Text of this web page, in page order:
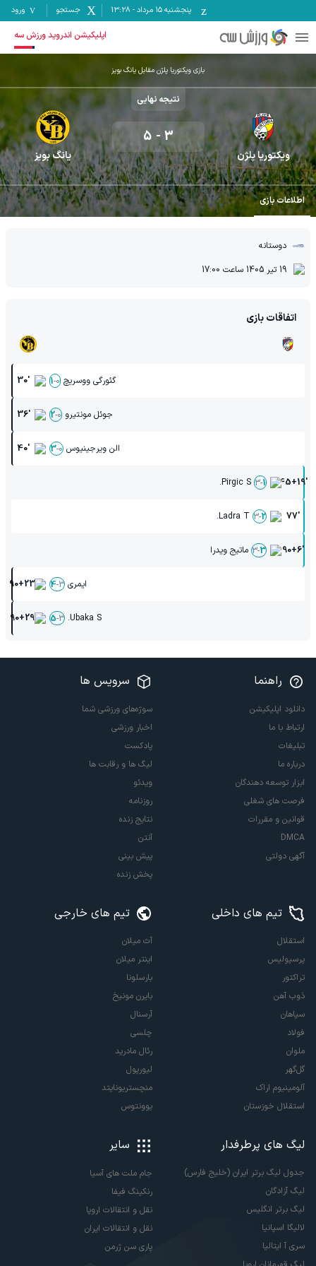
پنجشنبه ۱۵ مرداد -
13:28 جستجو ورود
اپلیکیشن اندروید ورزش سه
بازی ویکتوریا پلژن مقابل یانگ بویز
نتیجه نهایی
ویکتوریا پلژن
3
-
5
یانگ بویز
اطلاعات بازی
دوستانه
19 تیر 1405
ساعت 17:00
اتفاقات بازی
30' 0
-
1 گئورگی ووسریچ
36' 0
-
2 جوئل مونتیرو
40' 0
-
3 الن ویرجینیوس
45+19'
1
-
3
Pirgic S.
77'
2
-
3
Ladra T.
90+6'
3
-
3 ماتیج ویدرا
90+23' 3
-
4 ایمری
90+29' 3
-
5 Ubaka S.
راهنما
دانلود اپلیکیشن
ارتباط با ما
تبلیغات
درباره ما
ابزار توسعه دهندگان
فرصت های شغلی
قوانین و مقررات
DMCA
آگهی دولتی
سرویس ها
سوژه‌های ورزشی شما
اخبار ورزشی
پادکست
لیگ ها و رقابت ها
ویدئو
روزنامه
نتایج زنده
آنتن
پیش بینی
پخش زنده
تیم های داخلی
استقلال
پرسپولیس
تراکتور
ذوب آهن
سپاهان
فولاد
ملوان
گل‌گهر
آلومینیوم اراک
استقلال خوزستان
تیم های خارجی
آث میلان
اینتر میلان
بارسلونا
بایرن مونیخ
آرسنال
چلسی
رئال مادرید
لیورپول
منچستریونایتد
یوونتوس
لیگ های پرطرفدار
جدول لیگ برتر ایران (خلیج فارس)
لیگ آزادگان
لیگ برتر انگلیس
لالیگا اسپانیا
سری آ ایتالیا
سایر
جام ملت های آسیا
رنکینگ فیفا
نقل و انتقالات اروپا
نقل و انتقالات ایران
پاری سن ژرمن